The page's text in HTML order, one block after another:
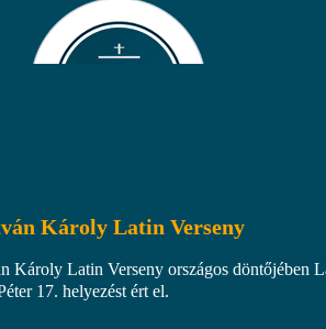
Károly Latin Verseny
Károly Latin Verseny országos döntőjében
17. helyezést ért el.